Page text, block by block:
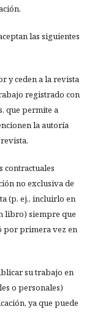
las siguientes
y ceden a la revista
registrado con
que permite a
la autoría
contractuales
no exclusiva de
(p. ej., incluirlo en
libro) siempre que
por primera vez en
su trabajo en
o personales)
ya que puede